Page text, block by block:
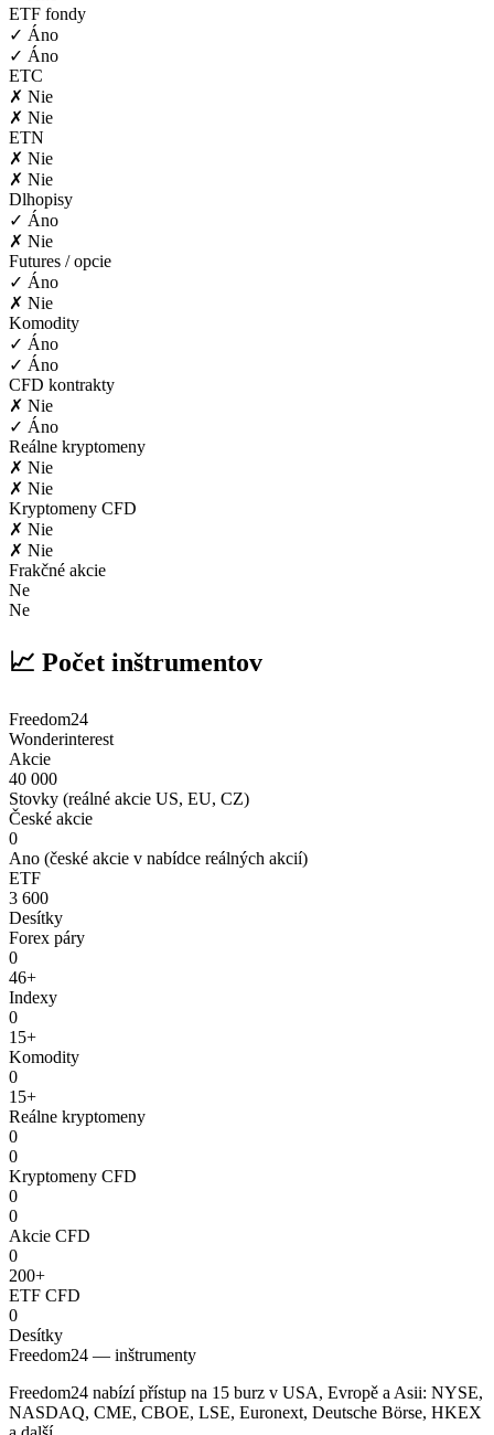
ETF fondy
✓ Áno
✓ Áno
ETC
✗ Nie
✗ Nie
ETN
✗ Nie
✗ Nie
Dlhopisy
✓ Áno
✗ Nie
Futures / opcie
✓ Áno
✗ Nie
Komodity
✓ Áno
✓ Áno
CFD kontrakty
✗ Nie
✓ Áno
Reálne kryptomeny
✗ Nie
✗ Nie
Kryptomeny CFD
✗ Nie
✗ Nie
Frakčné akcie
Ne
Ne
📈 Počet inštrumentov
Freedom24
Wonderinterest
Akcie
40 000
Stovky (reálné akcie US, EU, CZ)
České akcie
0
Ano (české akcie v nabídce reálných akcií)
ETF
3 600
Desítky
Forex páry
0
46+
Indexy
0
15+
Komodity
0
15+
Reálne kryptomeny
0
0
Kryptomeny CFD
0
0
Akcie CFD
0
200+
ETF CFD
0
Desítky
Freedom24 — inštrumenty
Freedom24 nabízí přístup na 15 burz v USA, Evropě a Asii: NYSE,
NASDAQ, CME, CBOE, LSE, Euronext, Deutsche Börse, HKEX